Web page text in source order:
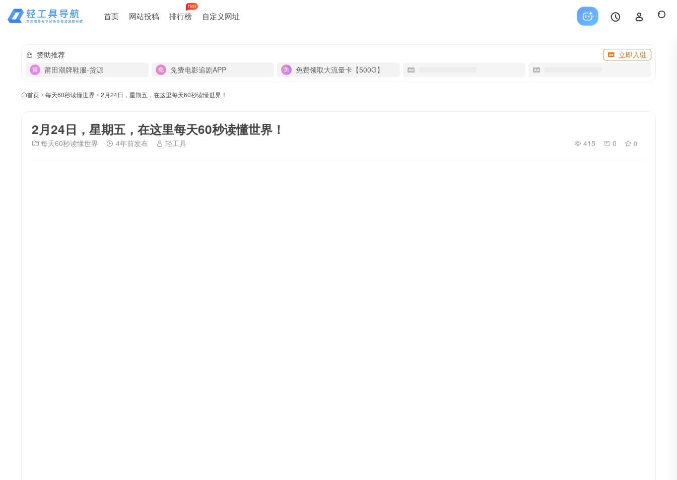
首页 网站投稿 排行榜
Hot
自定义网址
赞助推荐
立即入驻
莆田潮牌鞋服-货源
免费电影追剧APP 免费领取大流量卡【500G】
首页 • 每天60秒读懂世界 • 2月24日，星期五，在这里每天60秒读懂世界！
2月24日，星期五，在这里每天60秒读懂世界！
每天60秒读懂世界 4年前发布 轻工具 415 0 0